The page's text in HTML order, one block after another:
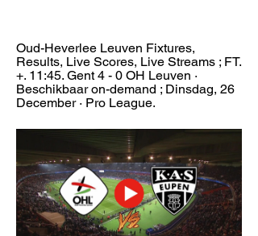
Oud-Heverlee Leuven Fixtures,
Results, Live Scores, Live Streams ; FT.
+. 11:45. Gent 4 - 0 OH Leuven ·
Beschikbaar on-demand ; Dinsdag, 26
December · Pro League.